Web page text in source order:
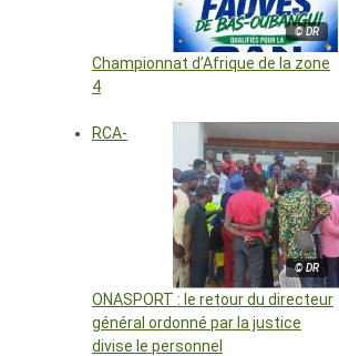
© DR
Championnat d’Afrique de la zone
4
© DR
RCA-
ONASPORT : le retour du directeur
général ordonné par la justice
divise le personnel